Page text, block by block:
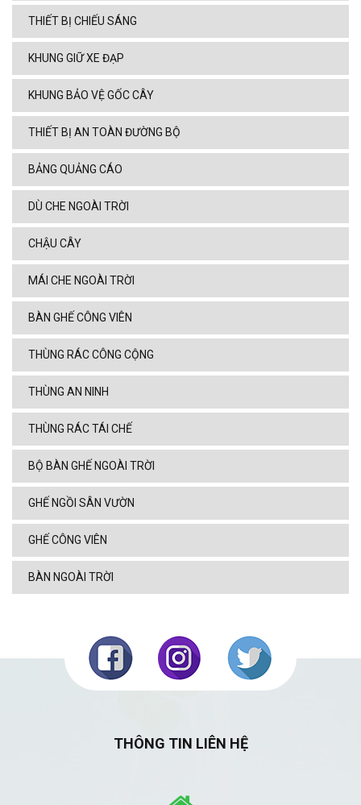
THIẾT BỊ CHIẾU SÁNG
KHUNG GIỮ XE ĐẠP
KHUNG BẢO VỆ GỐC CÂY
THIẾT BỊ AN TOÀN ĐƯỜNG BỘ
BẢNG QUẢNG CÁO
DÙ CHE NGOÀI TRỜI
CHẬU CÂY
MÁI CHE NGOÀI TRỜI
BÀN GHẾ CÔNG VIÊN
THÙNG RÁC CÔNG CỘNG
THÙNG AN NINH
THÙNG RÁC TÁI CHẾ
BỘ BÀN GHẾ NGOÀI TRỜI
GHẾ NGỒI SÂN VƯỜN
GHẾ CÔNG VIÊN
BÀN NGOÀI TRỜI
THÔNG TIN LIÊN HỆ